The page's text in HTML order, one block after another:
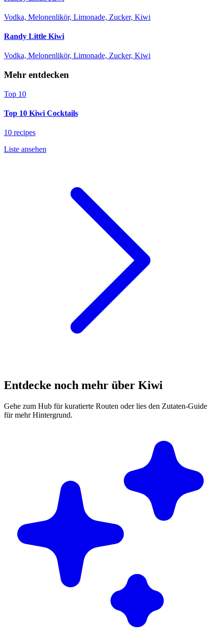
Vodka, Melonenlikör, Limonade, Zucker, Kiwi
Randy Little Kiwi
Vodka, Melonenlikör, Limonade, Zucker, Kiwi
Mehr entdecken
Top 10
Top 10 Kiwi Cocktails
10 recipes
Liste ansehen
Entdecke noch mehr über Kiwi
Gehe zum Hub für kuratierte Routen oder lies den Zutaten-Guide
für mehr Hintergrund.